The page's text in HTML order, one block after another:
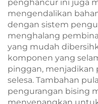
penghancur ini juga
mengendalikan
dengan sistem
menghalang
yang mudah
komponen yang
pinggan, menjadikan
selesa. Tambahan
pengurangan bising